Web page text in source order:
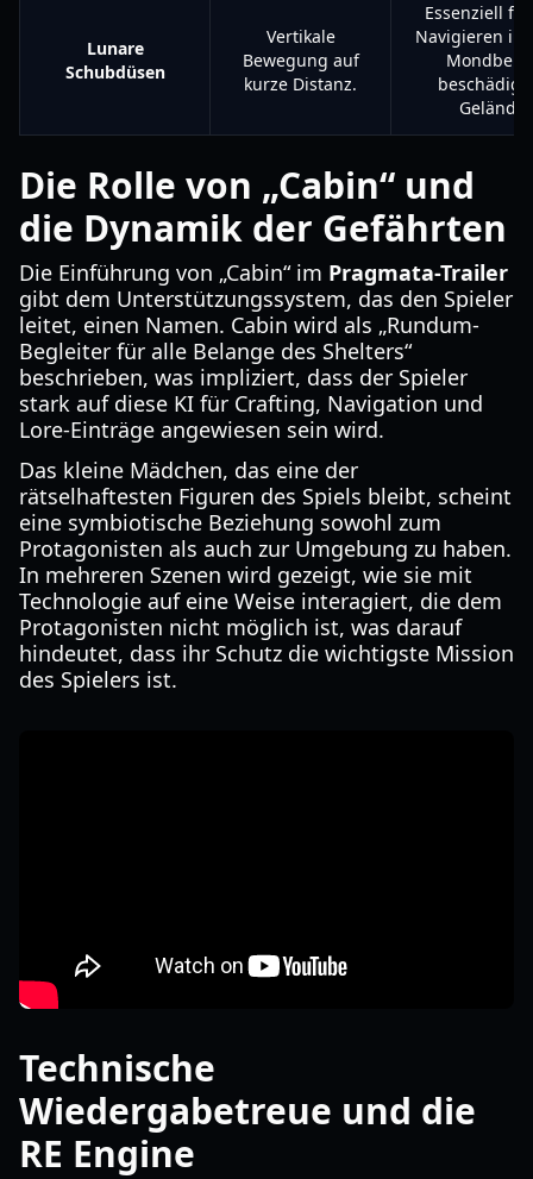
Lunare
Schubdüsen
Vertikale
Bewegung auf
kurze Distanz.
Essenziell
Navigieren in
Gelände.
Die Rolle von „Cabin“ und
die Dynamik der Gefährten
Die Einführung von „Cabin“ im Pragmata-Trailer
gibt dem Unterstützungssystem, das den Spieler
leitet, einen Namen. Cabin wird als „Rundum-
Begleiter für alle Belange des Shelters“
beschrieben, was impliziert, dass der Spieler
stark auf diese KI für Crafting, Navigation und
Lore-Einträge angewiesen sein wird.
Das kleine Mädchen, das eine der
rätselhaftesten Figuren des Spiels bleibt, scheint
eine symbiotische Beziehung sowohl zum
Protagonisten als auch zur Umgebung zu haben.
In mehreren Szenen wird gezeigt, wie sie mit
Technologie auf eine Weise interagiert, die dem
Protagonisten nicht möglich ist, was darauf
hindeutet, dass ihr Schutz die wichtigste Mission
des Spielers ist.
Technische
Wiedergabetreue und die
RE Engine